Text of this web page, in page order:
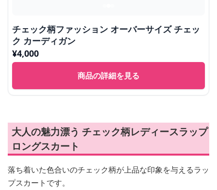
チェック柄ファッション オーバーサイズ チェッ
ク カーディガン
¥4,000
商品の詳細を見る
大人の魅力漂う チェック柄レディースラップ
ロングスカート
落ち着いた色合いのチェック柄が上品な印象を与えるラッ
プスカートです。